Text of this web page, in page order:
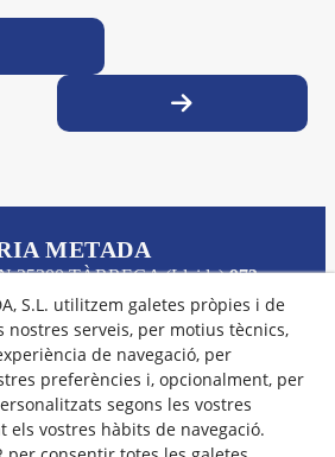
METADA
25300 TÀRREGA (Lleida) 973
S.L. utilitzem galetes pròpies i de
serveis, per motius tècnics,
de navegació, per
preferències i, opcionalment, per
segons les vostres
els vostres hàbits de navegació.